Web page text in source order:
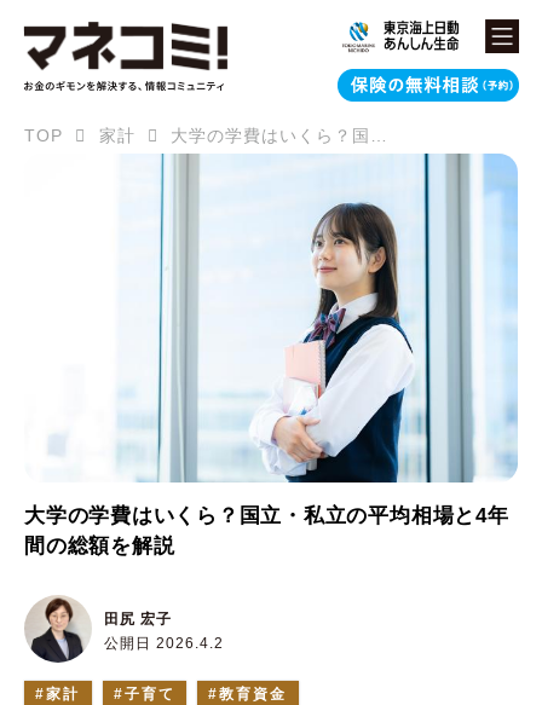
TOP 家計 大学の学費はいくら？国立・私立の平均相場と4年間の総額を解説
大学の学費はいくら？国立・私立の平均相場と4年
間の総額を解説
公開日 2026.4.2
田尻 宏子
家計 子育て 教育資金